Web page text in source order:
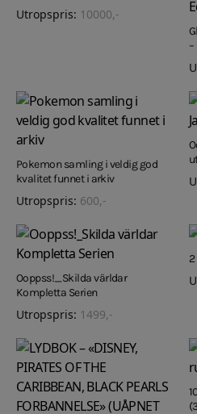
Utropspris: 10000,-
Pokemon samling i veldig god
kvalitet funnet i arkiv
Utropspris: 600,-
Ooppss!_Skilda världar
Kompletta Serien
Utropspris: 1499,-